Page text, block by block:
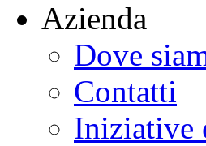
Azienda
Dove
Contatti
Iniziative